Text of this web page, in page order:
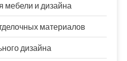
мебели и дизайна
материалов
дизайна